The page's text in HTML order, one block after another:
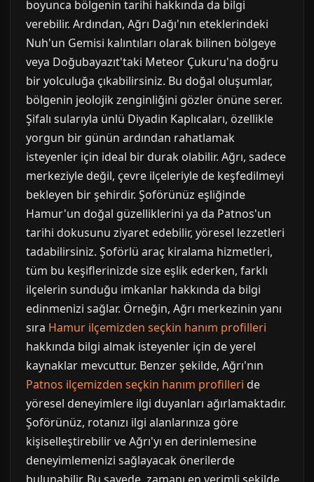
boyunca bölgenin tarihi hakkında da bilgi
verebilir. Ardından, Ağrı Dağı'nın eteklerindeki
Nuh'un Gemisi kalıntıları olarak bilinen bölgeye
veya Doğubayazıt'taki Meteor Çukuru'na doğru
bir yolculuğa çıkabilirsiniz. Bu doğal oluşumlar,
bölgenin jeolojik zenginliğini gözler önüne serer.
Şifalı sularıyla ünlü Diyadin Kaplıcaları, özellikle
yorgun bir günün ardından rahatlamak
isteyenler için ideal bir durak olabilir. Ağrı, sadece
merkeziyle değil, çevre ilçeleriyle de keşfedilmeyi
bekleyen bir şehirdir. Şoförünüz eşliğinde
Hamur'un doğal güzelliklerini ya da Patnos'un
tarihi dokusunu ziyaret edebilir, yöresel lezzetleri
tadabilirsiniz. Şoförlü araç kiralama hizmetleri,
tüm bu keşiflerinizde size eşlik ederken, farklı
ilçelerin sunduğu imkanlar hakkında da bilgi
edinmenizi sağlar. Örneğin, Ağrı merkezinin yanı
sıra Hamur ilçemizden seçkin hanım profilleri
hakkında bilgi almak isteyenler için de yerel
kaynaklar mevcuttur. Benzer şekilde, Ağrı'nın
Patnos ilçemizden seçkin hanım profilleri de
yöresel deneyimlere ilgi duyanları ağırlamaktadır.
Şoförünüz, rotanızı ilgi alanlarınıza göre
kişiselleştirebilir ve Ağrı'yı en derinlemesine
deneyimlemenizi sağlayacak önerilerde